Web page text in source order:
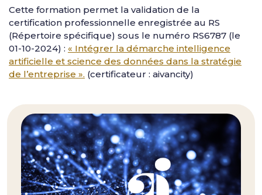
Cette formation permet la validation de la
certification professionnelle enregistrée au RS
(Répertoire spécifique) sous le numéro RS6787 (le
01-10-2024) : « Intégrer la démarche intelligence
artificielle et science des données dans la stratégie
de l’entreprise ». (certificateur : aivancity)